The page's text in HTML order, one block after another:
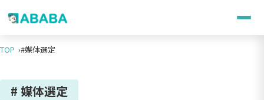
TOP #媒体選定
# 媒体選定